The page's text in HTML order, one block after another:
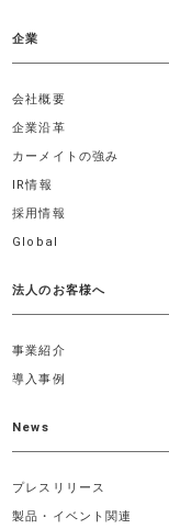
企業
会社概要
企業沿革
カーメイトの強み
IR情報
採用情報
Global
法人のお客様へ
事業紹介
導入事例
News
プレスリリース
製品・イベント関連